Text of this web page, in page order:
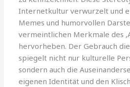
Internetkultur verwurzelt und
Memes und humorvollen
vermeintlichen Merkmale des
hervorheben. Der Gebrauch
spiegelt nicht nur kulturelle
sondern auch die
eigenen Identität und den